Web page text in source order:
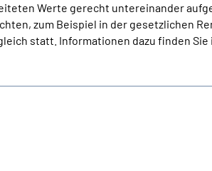
Werte gerecht untereinander
zum Beispiel in der gesetzlichen
statt. Informationen dazu finden Sie